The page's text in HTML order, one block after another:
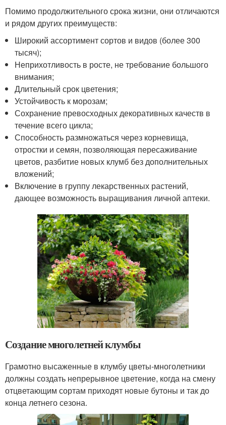
Помимо продолжительного срока жизни, они отличаются
и рядом других преимуществ:
Широкий ассортимент сортов и видов (более 300
тысяч);
Неприхотливость в росте, не требование большого
внимания;
Длительный срок цветения;
Устойчивость к морозам;
Сохранение превосходных декоративных качеств в
течение всего цикла;
Способность размножаться через корневища,
отростки и семян, позволяющая пересаживание
цветов, разбитие новых клумб без дополнительных
вложений;
Включение в группу лекарственных растений,
дающее возможность выращивания личной аптеки.
Создание многолетней клумбы
Грамотно высаженные в клумбу цветы-многолетники
должны создать непрерывное цветение, когда на смену
отцветающим сортам приходят новые бутоны и так до
конца летнего сезона.